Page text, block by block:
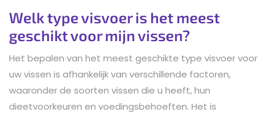
Welk type visvoer is het meest
geschikt voor mijn vissen?
Het bepalen van het meest geschikte type visvoer voor
uw vissen is afhankelijk van verschillende factoren,
waaronder de soorten vissen die u heeft, hun
dieetvoorkeuren en voedingsbehoeften. Het is